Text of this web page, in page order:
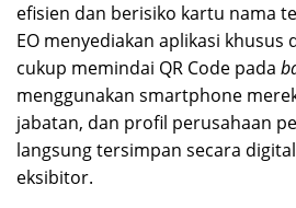
efisien dan berisiko kartu nama
EO menyediakan aplikasi khusus
cukup memindai QR Code pada
menggunakan smartphone
jabatan, dan profil perusahaan
langsung tersimpan secara
eksibitor.